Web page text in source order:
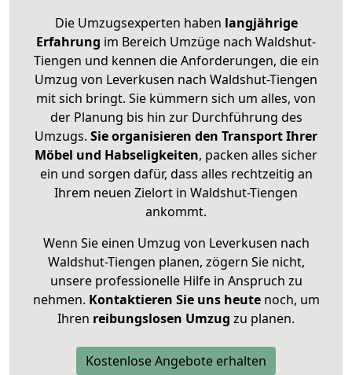
Die Umzugsexperten haben langjährige
Erfahrung im Bereich Umzüge nach Waldshut-
Tiengen und kennen die Anforderungen, die ein
Umzug von Leverkusen nach Waldshut-Tiengen
mit sich bringt. Sie kümmern sich um alles, von
der Planung bis hin zur Durchführung des
Umzugs. Sie organisieren den Transport Ihrer
Möbel und Habseligkeiten, packen alles sicher
ein und sorgen dafür, dass alles rechtzeitig an
Ihrem neuen Zielort in Waldshut-Tiengen
ankommt.
Wenn Sie einen Umzug von Leverkusen nach
Waldshut-Tiengen planen, zögern Sie nicht,
unsere professionelle Hilfe in Anspruch zu
nehmen. Kontaktieren Sie uns heutenoch, um
Ihren reibungslosen Umzug zu planen.
Kostenlose Angebote erhalten